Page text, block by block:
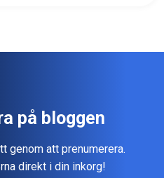
på bloggen
genom att prenumerera.
direkt i din inkorg!